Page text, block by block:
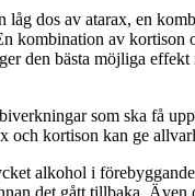
låg dos av atarax, en
kombination av kortison
den bästa möjliga effekt
som ska få
och kortison kan ge
alkohol i